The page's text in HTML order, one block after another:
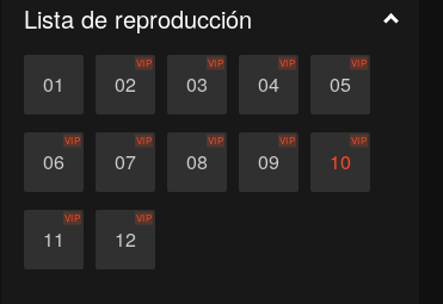
Lista de reproducción
01 02
VIP
03
VIP
04
VIP
05
VIP
06
VIP
07
VIP
08
VIP
09
VIP
10
VIP
11
VIP
12
VIP